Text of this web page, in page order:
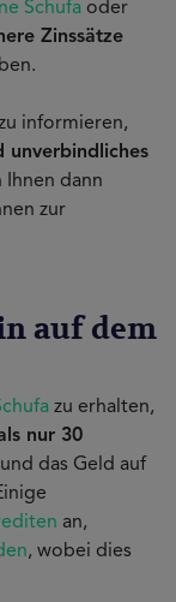
Schufa oder
Zinssätze
informieren,
unverbindliches
Ihnen dann
zur
auf dem
zu erhalten,
nur 30
das Geld auf
an,
, wobei dies